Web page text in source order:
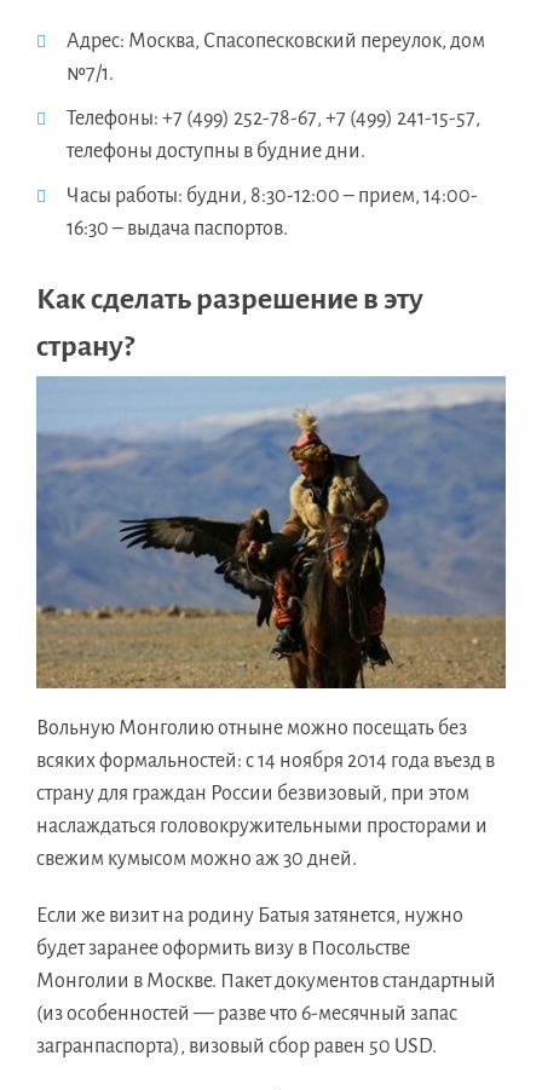
Адрес: Москва, Спасопесковский переулок, дом
№7/1.
Телефоны: +7 (499) 252-78-67, +7 (499) 241-15-57,
телефоны доступны в будние дни.
Часы работы: будни, 8:30-12:00 – прием, 14:00-
16:30 – выдача паспортов.
Как сделать разрешение в эту
страну?
Вольную Монголию отныне можно посещать без
всяких формальностей: с 14 ноября 2014 года въезд в
страну для граждан России безвизовый, при этом
наслаждаться головокружительными просторами и
свежим кумысом можно аж 30 дней.
Если же визит на родину Батыя затянется, нужно
будет заранее оформить визу в Посольстве
Монголии в Москве. Пакет документов стандартный
(из особенностей — разве что 6-месячный запас
загранпаспорта), визовый сбор равен 50 USD.